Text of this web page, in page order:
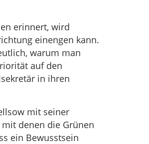
erinnert, wird
einengen kann.
warum man
auf den
in ihren
mit seiner
denen die Grünen
ein Bewusstsein